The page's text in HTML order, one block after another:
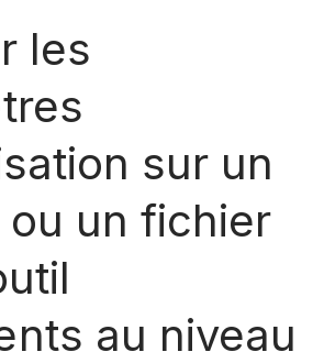
les
sur un
un fichier
au niveau